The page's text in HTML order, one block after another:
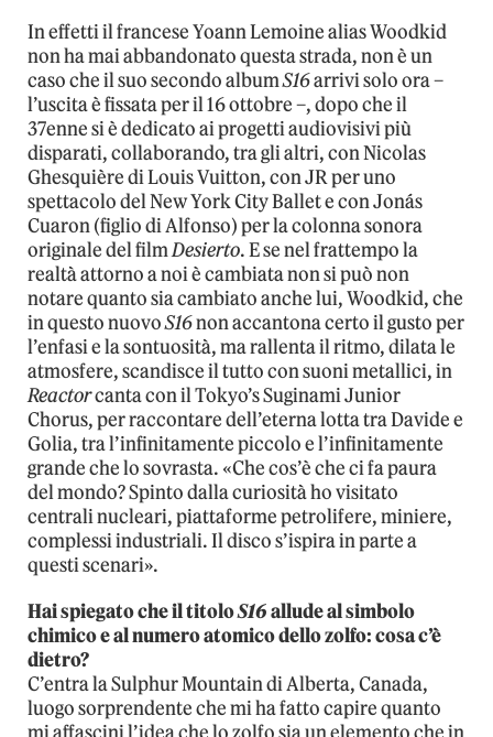
In effetti il francese Yoann Lemoine alias Woodkid
non ha mai abbandonato questa strada, non è un
caso che il suo secondo albumS16arrivi solo ora –
l’uscita è fissata per il 16 ottobre –, dopo che il
37enne si è dedicato ai progetti audiovisivi più
disparati, collaborando, tra gli altri, con Nicolas
Ghesquière di Louis Vuitton, con JR per uno
spettacolo del New York City Ballet e con Jonás
Cuaron (figlio di Alfonso) per la colonna sonora
originale del filmDesierto. E se nel frattempo la
realtà attorno a noi è cambiata non si può non
notare quanto sia cambiato anche lui, Woodkid, che
in questo nuovoS16non accantona certo il gusto per
l’enfasi e la sontuosità, ma rallenta il ritmo, dilata le
atmosfere, scandisce il tutto con suoni metallici, in
Reactorcanta con il Tokyo’s Suginami Junior
Chorus, per raccontare dell’eterna lotta tra Davide e
Golia, tra l’infinitamente piccolo e l’infinitamente
grande che lo sovrasta. «Che cos’è che ci fa paura
del mondo? Spinto dalla curiosità ho visitato
centrali nucleari, piattaforme petrolifere, miniere,
complessi industriali. Il disco s’ispira in parte a
questi scenari».
Hai spiegato che il titoloS16allude al simbolo
chimico e al numero atomico dello zolfo: cosa c’è
dietro?
C’entra la Sulphur Mountain di Alberta, Canada,
luogo sorprendente che mi ha fatto capire quanto